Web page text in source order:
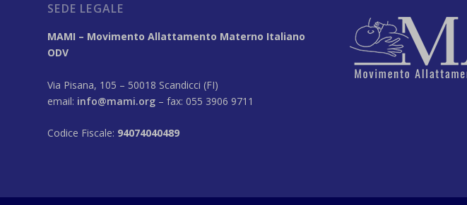
SEDE LEGALE
MAMI – Movimento Allattamento Materno Italiano
ODV
Via Pisana, 105 – 50018 Scandicci (FI)
email: info@mami.org – fax: 055 3906 9711
Codice Fiscale: 94074040489